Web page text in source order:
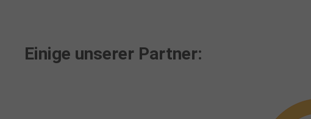
Einige unserer Partner: